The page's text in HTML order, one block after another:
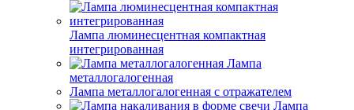
Лампа люминесцентная компактная
интегрированная
Лампа
металлогалогенная
Лампа металлогалогенная с отражателем
Лампа